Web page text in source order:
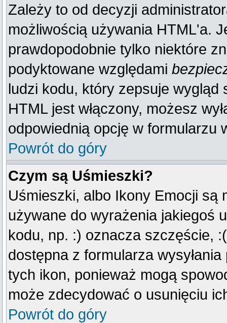
Zależy to od decyzji
możliwością używania HTML'a.
prawdopodobnie tylko niektóre
podyktowane względami
ludzi kodu, który zepsuje wygląd
HTML jest włączony, możesz
odpowiednią opcję w formularzu
Powrót do góry
Czym są Uśmieszki?
Uśmieszki, albo Ikony Emocji są
używane do wyrażenia jakiegoś
kodu, np. :) oznacza szczęście,
dostępna z formularza
tych ikon, ponieważ mogą
może zdecydować o usunięciu
Powrót do góry